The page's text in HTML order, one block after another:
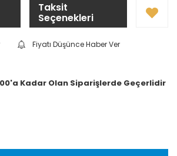
Taksit
Seçenekleri
Fiyatı Düşünce Haber Ver
Kadar Olan Siparişlerde Geçerlidir